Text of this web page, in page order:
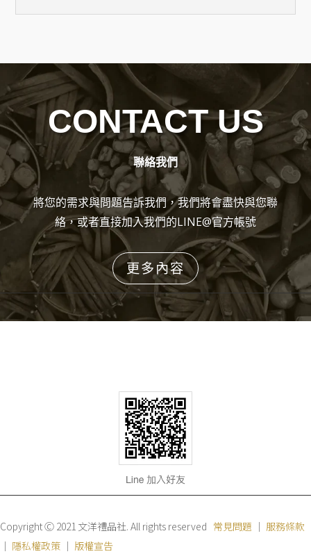
CONTACT US
聯絡我們
將您的需求與問題告訴我們，我們將會盡快與您聯
絡，或者直接加入我們的LINE@官方帳號
更多內容
Copyright Ⓒ 2021 文洋禮品社. All rights reserved 常見問題 ｜ 服務條款
｜ 隱私權政策 ｜ 版權宣告